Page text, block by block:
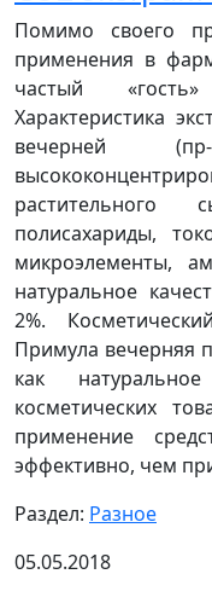
Помимо своего
применения в
частый
Характеристика
вечерней
растительного
полисахариды,
микроэлементы,
натуральное
2%.
Примула вечерняя
как
косметических
применение
эффективно, чем
Раздел: Разное
05.05.2018